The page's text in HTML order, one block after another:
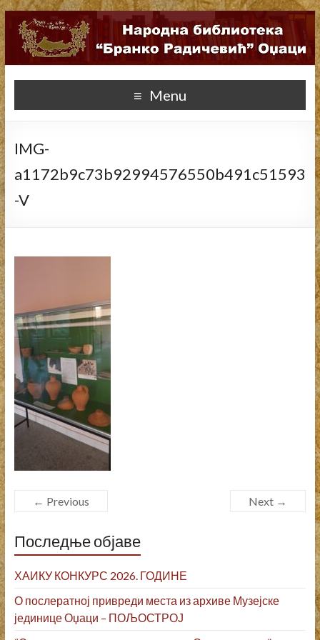
Menu
IMG-
a1172b9c73b92994576550b491c51593
-V
← Previous Next →
Последње објаве
ХАИКУ КОНКУРС 2026. ГОДИНЕ
О послератној привреди места из архиве Музејске
јединице Оџаци – ПОЉОСТРОЈ